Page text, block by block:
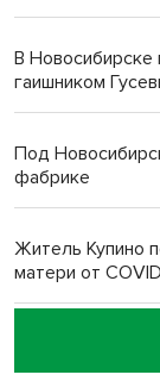
В Новосибирске
гаишником
Под
фабрике
Житель Купино
матери от
Новосибирский
пенсионерки на